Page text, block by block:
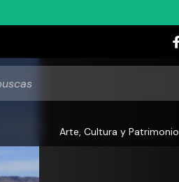
Arte, Cultura y Patrimonio